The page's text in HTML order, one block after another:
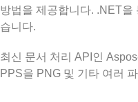
방법을 제공합니다. .NET을
습니다.
최신 문서 처리 API인
PPS을 PNG 및 기타 여러